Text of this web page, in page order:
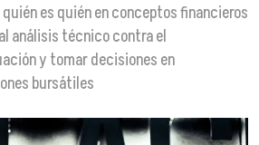
es quién en conceptos financieros
análisis técnico contra el
y tomar decisiones en
bursátiles